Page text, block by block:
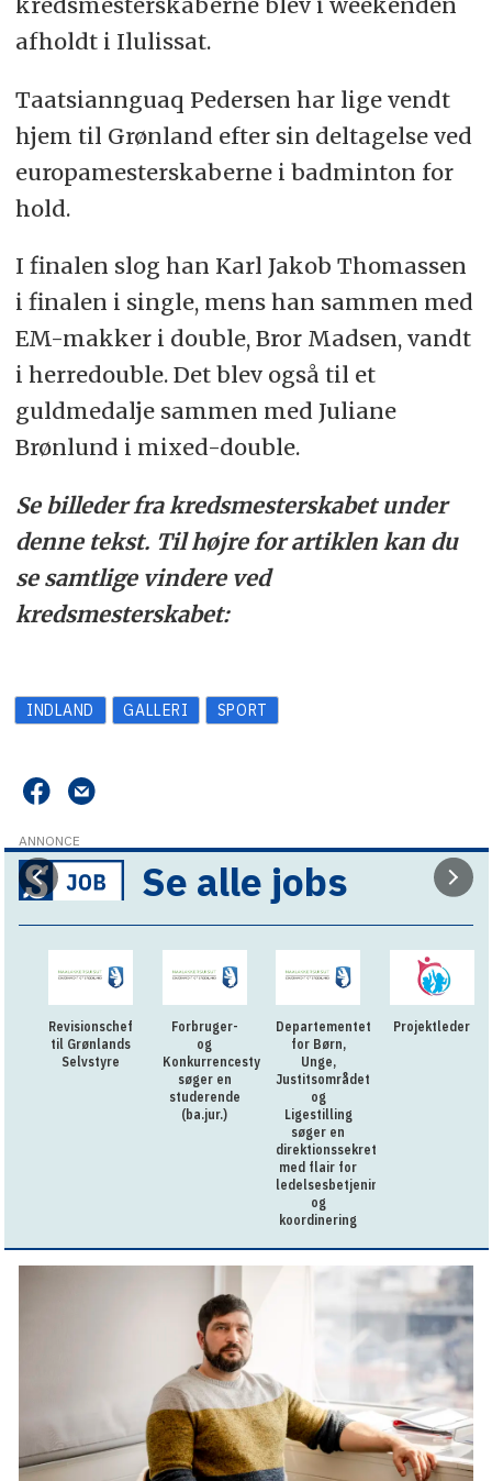
afholdt i Ilulissat.
Taatsiannguaq Pedersen har lige vendt
hjem til Grønland efter sin deltagelse ved
europamesterskaberne i badminton for
hold.
I finalen slog han Karl Jakob Thomassen
i finalen i single, mens han sammen med
EM-makker i double, Bror Madsen, vandt
i herredouble. Det blev også til et
guldmedalje sammen med Juliane
Brønlund i mixed-double.
Se billeder fra kredsmesterskabet under
denne tekst. Til højre for artiklen kan du
se samtlige vindere ved
kredsmesterskabet:
INDLAND GALLERI SPORT
ANNONCE
Se alle jobs
Revisionschef
til Grønlands
Selvstyre
Forbruger-
og
Konkurrencestyrelsen
søger en
studerende
(ba.jur.)
Departementet
for Børn,
Unge,
Justitsområdet
og
Ligestilling
søger en
direktionssekretær
med flair for
ledelsesbetjening
og
koordinering
Projektleder